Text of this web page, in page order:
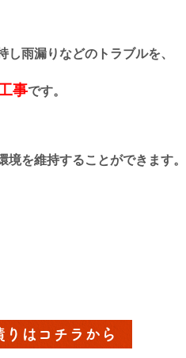
雨漏りなどのトラブルを、
事です。
を維持することができます。
はコチラから